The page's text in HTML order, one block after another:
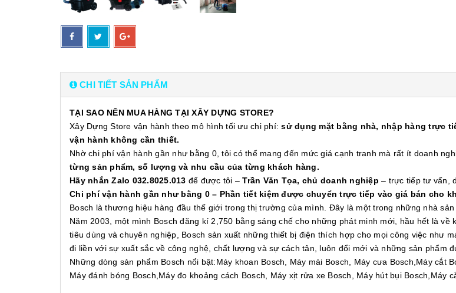
CHI TIẾT SẢN PHẨM
TẠI SAO NÊN MUA HÀNG TẠI XÂY DỰNG STORE?
Xây Dựng Store vận hành theo mô hình tối ưu chi phí:sử dụng mặt bằng nhà, nhập hàng trực
vận hành không cần thiết.
Nhờ chi phí vận hành gần như bằng 0, tôi có thể mang đến mức giá cạnh tranh mà rất ít doanh
từng sản phẩm, số lượng và nhu cầu của từng khách hàng.
Hãy nhắn Zalo 032.8025.013 để được tôi –Trần Văn Tọa, chủ doanh nghiệp – trực tiếp tư vấn,
Chi phí vận hành gần như bằng 0 – Phần tiết kiệm được chuyển trực tiếp vào giá bán cho
Bosch là thương hiệu hàng đầu thế giới trong thị trường của mình. Đây là một trong những nhà
Năm 2003, một mình Bosch đăng kí 2,750 bằng sáng chế cho những phát minh mới, hầu hết là
tiêu dùng và chuyên nghiệp, Bosch sản xuất những thiết bị điện thích hợp cho mọi công việc như
đi liền với sự xuất sắc về công nghệ, chất lượng và sự cách tân, luôn đổi mới và những sản phẩm
Những dòng sản phẩm Bosch nổi bật:Máy khoan Bosch, Máy mài Bosch, Máy cưa Bosch,Máy cắt
Máy đánh bóng Bosch,Máy đo khoảng cách Bosch, Máy xịt rửa xe Bosch, Máy hút bụi Bosch,Máy